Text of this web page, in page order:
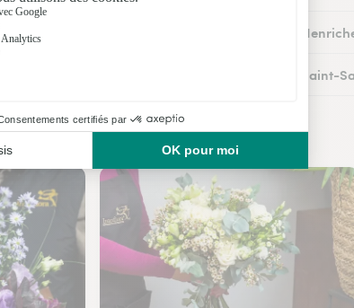
Fleuristes à
Fleuristes à Saint-
Fleuristes à Mehun-
Nos fleuristes à Vernais